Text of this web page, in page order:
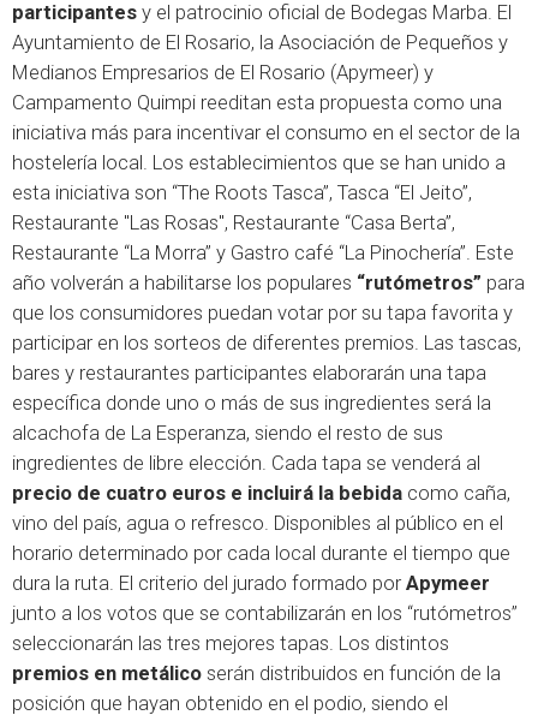
participantes y el patrocinio oficial de Bodegas Marba. El
Ayuntamiento de El Rosario, la Asociación de Pequeños y
Medianos Empresarios de El Rosario (Apymeer) y
Campamento Quimpi reeditan esta propuesta como una
iniciativa más para incentivar el consumo en el sector de la
hostelería local. Los establecimientos que se han unido a
esta iniciativa son “The Roots Tasca”, Tasca “El Jeito”,
Restaurante "Las Rosas", Restaurante “Casa Berta”,
Restaurante “La Morra” y Gastro café “La Pinochería”. Este
año volverán a habilitarse los populares “rutómetros” para
que los consumidores puedan votar por su tapa favorita y
participar en los sorteos de diferentes premios. Las tascas,
bares y restaurantes participantes elaborarán una tapa
específica donde uno o más de sus ingredientes será la
alcachofa de La Esperanza, siendo el resto de sus
ingredientes de libre elección. Cada tapa se venderá al
precio de cuatro euros e incluirá la bebida como caña,
vino del país, agua o refresco. Disponibles al público en el
horario determinado por cada local durante el tiempo que
dura la ruta. El criterio del jurado formado por Apymeer
junto a los votos que se contabilizarán en los “rutómetros”
seleccionarán las tres mejores tapas. Los distintos
premios en metálico serán distribuidos en función de la
posición que hayan obtenido en el podio, siendo el